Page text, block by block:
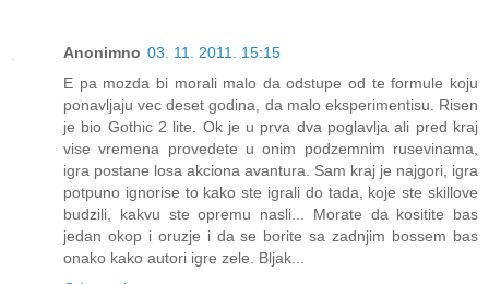
Anonimno 03. 11. 2011. 15:15
E pa mozda bi morali malo da odstupe od te formule koju
ponavljaju vec deset godina, da malo eksperimentisu. Risen
je bio Gothic 2 lite. Ok je u prva dva poglavlja ali pred kraj
vise vremena provedete u onim podzemnim rusevinama,
igra postane losa akciona avantura. Sam kraj je najgori, igra
potpuno ignorise to kako ste igrali do tada, koje ste skillove
budzili, kakvu ste opremu nasli... Morate da kositite bas
jedan okop i oruzje i da se borite sa zadnjim bossem bas
onako kako autori igre zele. Bljak...